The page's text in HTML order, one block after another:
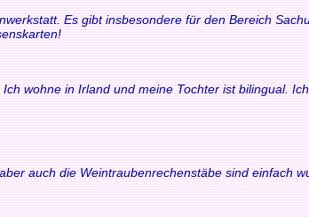
Es gibt insbesondere für den Bereich
wohne in Irland und meine Tochter ist bilingual.
auch die Weintraubenrechenstäbe sind einfach